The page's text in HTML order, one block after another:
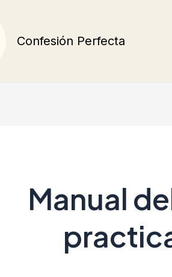
Confesión Perfecta
Manual